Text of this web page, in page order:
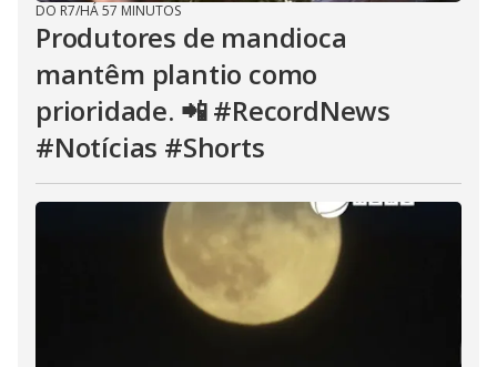
DO R7/HÁ 57 MINUTOS
Produtores de mandioca
mantêm plantio como
prioridade. 📲 #RecordNews
#Notícias #Shorts